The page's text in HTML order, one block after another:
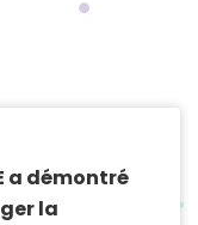
a démontré
la